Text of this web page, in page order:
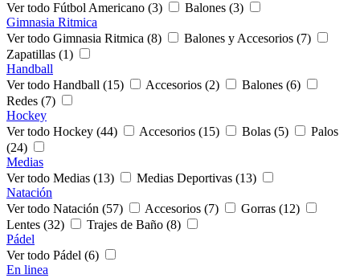
Ver todo Fútbol Americano (3)
Balones (3)
Gimnasia Ritmica
Ver todo Gimnasia Ritmica (8)
Balones y Accesorios (7)
Zapatillas (1)
Handball
Ver todo Handball (15)
Accesorios (2)
Balones (6)
Redes (7)
Hockey
Ver todo Hockey (44)
Accesorios (15) Bolas (5)
Palos
(24)
Medias
Ver todo Medias (13)
Medias Deportivas (13)
Natación
Ver todo Natación (57)
Accesorios (7)
Gorras (12)
Lentes (32)
Trajes de Baño (8)
Pádel
Ver todo Pádel (6)
En linea